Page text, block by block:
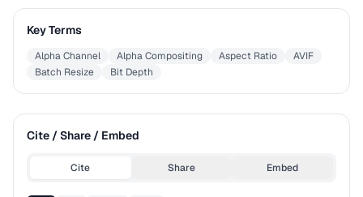
Key Terms
Alpha Channel Alpha Compositing Aspect Ratio
AVIF
Batch Resize
Bit Depth
Cite / Share / Embed
Cite Share Embed